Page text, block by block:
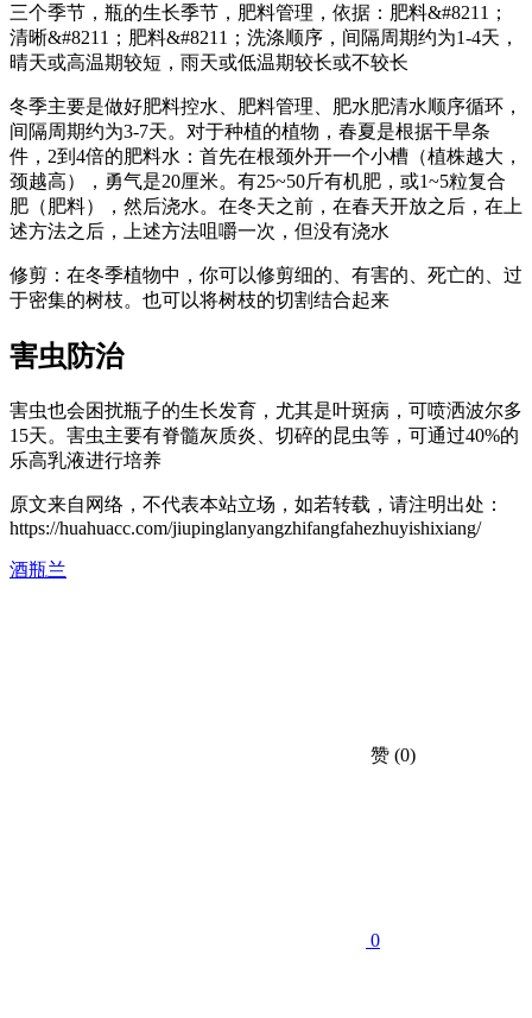
三个季节，瓶的生长季节，肥料管理，依据：肥料&#8211；
清晰&#8211；肥料&#8211；洗涤顺序，间隔周期约为1-4天，
晴天或高温期较短，雨天或低温期较长或不较长
冬季主要是做好肥料控水、肥料管理、肥水肥清水顺序循环，
间隔周期约为3-7天。对于种植的植物，春夏是根据干旱条
件，2到4倍的肥料水：首先在根颈外开一个小槽（植株越大，
颈越高），勇气是20厘米。有25~50斤有机肥，或1~5粒复合
肥（肥料），然后浇水。在冬天之前，在春天开放之后，在上
述方法之后，上述方法咀嚼一次，但没有浇水
修剪：在冬季植物中，你可以修剪细的、有害的、死亡的、过
于密集的树枝。也可以将树枝的切割结合起来
害虫防治
害虫也会困扰瓶子的生长发育，尤其是叶斑病，可喷洒波尔多
15天。害虫主要有脊髓灰质炎、切碎的昆虫等，可通过40%的
乐高乳液进行培养
原文来自网络，不代表本站立场，如若转载，请注明出处：
https://huahuacc.com/jiupinglanyangzhifangfahezhuyishixiang/
酒瓶兰
赞 (0)
0